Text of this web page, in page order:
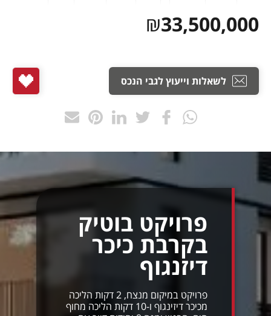
33,500,000
₪
לשאלות וייעוץ לגבי הנכס
פרויקט בוטיק
בקרבת כיכר
דיזנגוף
פרויקט במיקום מנצח, 2 דקות הליכה
מכיכר דיזינגוף ו-10 דקות הליכה מחוף